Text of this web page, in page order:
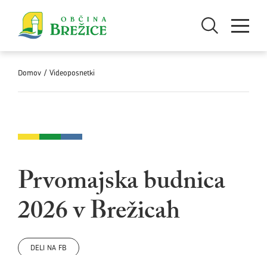
Odpri iskanjeOdpri meni
Domov / Videoposnetki
Prvomajska budnica
2026 v Brežicah
DELI NA FB